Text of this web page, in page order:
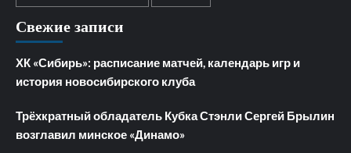
Свежие записи
ХК «Сибирь»: расписание матчей, календарь игр и
история новосибирского клуба
Трёхкратный обладатель Кубка Стэнли Сергей Брылин
возглавил минское «Динамо»